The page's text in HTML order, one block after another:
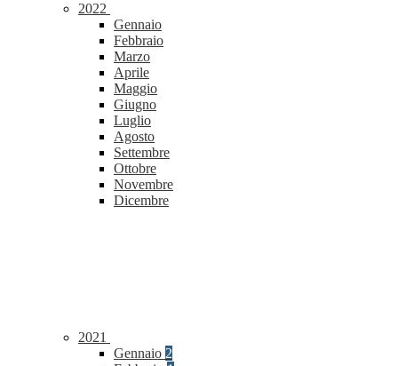
2022
Gennaio
Febbraio
Marzo
Aprile
Maggio
Giugno
Luglio
Agosto
Settembre
Ottobre
Novembre
Dicembre
2021
Gennaio 2